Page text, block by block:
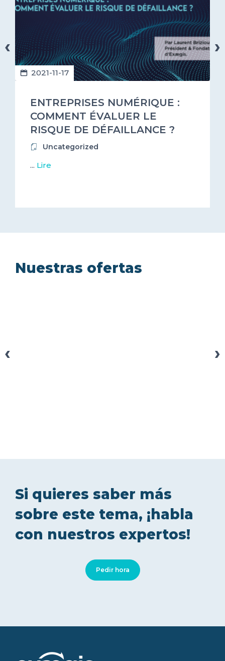
2021-11-17
ENTREPRISES NUMÉRIQUE :
COMMENT ÉVALUER LE
RISQUE DE DÉFAILLANCE ?
Uncategorized
... Lire
‹ ›
Nuestras ofertas
‹ ›
Pedir hora
Si quieres saber más
sobre este tema, ¡habla
con nuestros expertos!